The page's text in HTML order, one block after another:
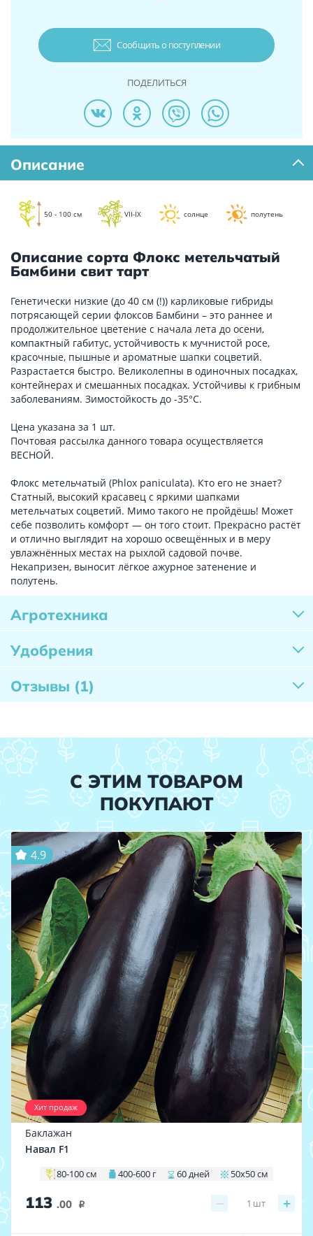
Сообщить о поступлении
ПОДЕЛИТЬСЯ
Описание
50 - 100 см VII-IX солнце полутень
Описание сорта Флокс метельчатый
Бамбини свит тарт
Генетически низкие (до 40 см (!)) карликовые гибриды
потрясающей серии флоксов Бамбини – это раннее и
продолжительное цветение с начала лета до осени,
компактный габитус, устойчивость к мучнистой росе,
красочные, пышные и ароматные шапки соцветий.
Разрастается быстро. Великолепны в одиночных посадках,
контейнерах и смешанных посадках. Устойчивы к грибным
заболеваниям. Зимостойкость до -35°С.
Цена указана за 1 шт.
Почтовая рассылка данного товара осуществляется
ВЕСНОЙ.
Флокс метельчатый (Phlox paniculata). Кто его не знает?
Статный, высокий красавец с яркими шапками
метельчатых соцветий. Мимо такого не пройдёшь! Может
себе позволить комфорт — он того стоит. Прекрасно растёт
и отлично выглядит на хорошо освещённых и в меру
увлажнённых местах на рыхлой садовой почве.
Некапризен, выносит лёгкое ажурное затенение и
полутень.
Агротехника
Удобрения
Отзывы (1)
С ЭТИМ ТОВАРОМ
ПОКУПАЮТ
Хит продаж
4.9
Баклажан
Навал F1
80-100 см 400-600 г 60 дней 50х50 см
113 .00 i − +
1 шт